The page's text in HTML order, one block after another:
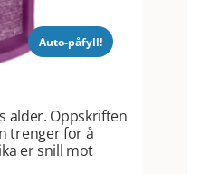
Auto-påfyll!
alder. Oppskriften
trenger for å
er snill mot